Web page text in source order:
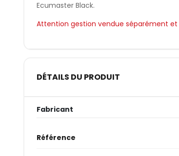
Ecumaster Black.
Attention gestion vendue séparément et
DÉTAILS DU PRODUIT
Fabricant
Référence